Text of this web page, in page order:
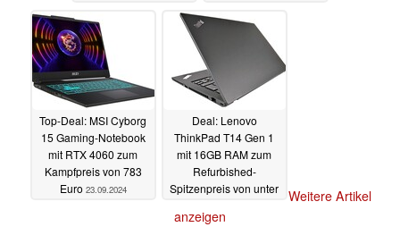
Top-Deal: MSI Cyborg
15 Gaming-Notebook
mit RTX 4060 zum
Kampfpreis von 783
Euro 23.09.2024
Deal: Lenovo
ThinkPad T14 Gen 1
mit 16GB RAM zum
Refurbished-
Spitzenpreis von unter
Weitere Artikel
anzeigen